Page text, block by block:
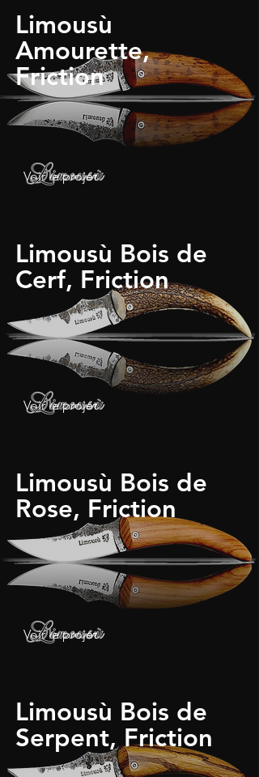
Limousù
Amourette,
Friction
Voir le projet
Limousù Bois de
Cerf, Friction
Voir le projet
Limousù Bois de
Rose, Friction
Voir le projet
Limousù Bois de
Serpent, Friction